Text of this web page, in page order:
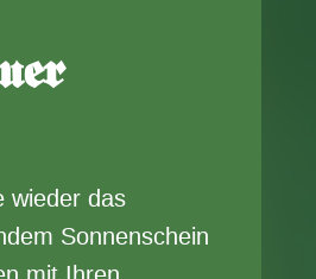
wieder das
Sonnenschein